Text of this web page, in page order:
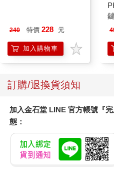
幾乎完全等於中國貿易順差的
經濟體都採取和中國一樣的方
響，最可能的結果應該是全球
除非其他國家選擇支持額外的
否則中國鼓勵增產的對策不可能
變得更嚴重，不過，若以較樂
來以吝嗇而聞名的德國政府，誓
助，其規模幾乎不亞於美國政
換算為相同經濟規模，這筆援助
牙國人提供的援助的四倍。雖然
尤其是比利時、法國、希臘、義
力不從心，似乎無力保護本國消
240 特價 228 元
加入購物車
訂購/退換貨須知
加入金石堂 LINE 官方帳號『
態：